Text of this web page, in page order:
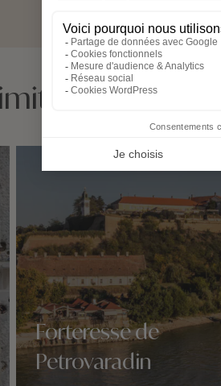
de Vrnjačka
Forteresse de
Petrovaradin